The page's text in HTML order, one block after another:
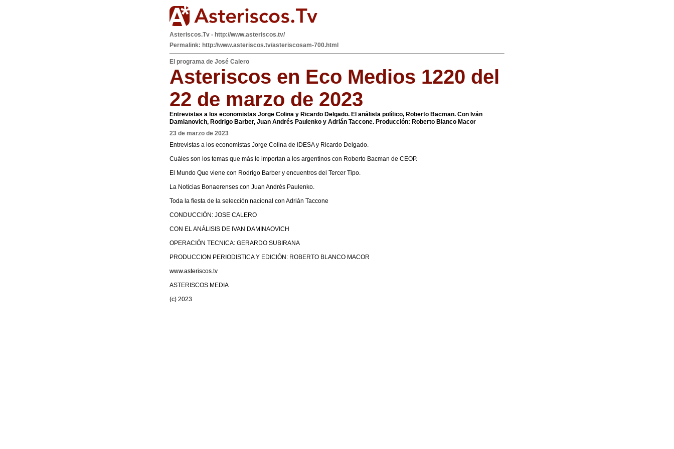
Asteriscos.Tv - http://www.asteriscos.tv/
Permalink: http://www.asteriscos.tv/asteriscosam-700.html
El programa de José Calero
Asteriscos en Eco Medios 1220 del
22 de marzo de 2023
Entrevistas a los economistas Jorge Colina y Ricardo Delgado. El análista político, Roberto Bacman. Con Iván
Damianovich, Rodrigo Barber, Juan Andrés Paulenko y Adrián Taccone. Producción: Roberto Blanco Macor
23 de marzo de 2023
Entrevistas a los economistas Jorge Colina de IDESA y Ricardo Delgado.
Cuáles son los temas que más le importan a los argentinos con Roberto Bacman de CEOP.
El Mundo Que viene con Rodrigo Barber y encuentros del Tercer Tipo.
La Noticias Bonaerenses con Juan Andrés Paulenko.
Toda la fiesta de la selección nacional con Adrián Taccone
CONDUCCIÓN: JOSE CALERO
CON EL ANÁLISIS DE IVAN DAMINAOVICH
OPERACIÓN TECNICA: GERARDO SUBIRANA
PRODUCCION PERIODISTICA Y EDICIÓN: ROBERTO BLANCO MACOR
www.asteriscos.tv
ASTERISCOS MEDIA
(c) 2023